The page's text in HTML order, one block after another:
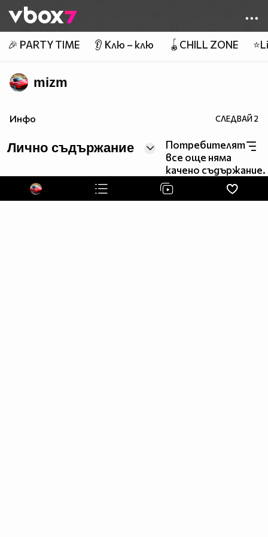
👾
🎉 PARTY TIME 👂 Клю – клю 🪀CHILL ZONE
mizm
Инфо СЛЕДВАЙ2
Лично съдържание
Потребителят
все още няма
качено съдържание.